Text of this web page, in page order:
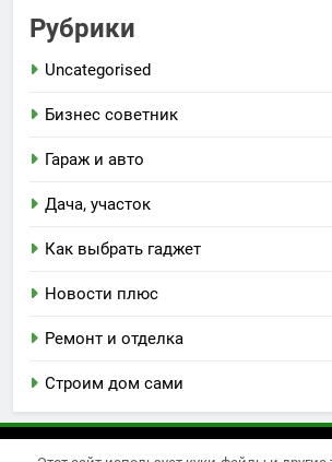
Рубрики
Uncategorised
Бизнес советник
Гараж и авто
Дача, участок
Как выбрать гаджет
Новости плюс
Ремонт и отделка
Строим дом сами